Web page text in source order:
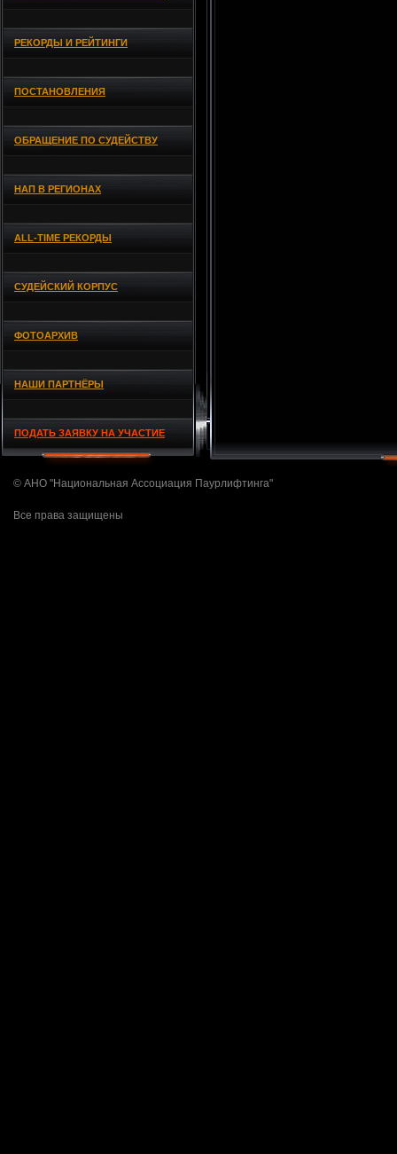
РЕКОРДЫ И РЕЙТИНГИ
ПОСТАНОВЛЕНИЯ
ОБРАЩЕНИЕ ПО СУДЕЙСТВУ
НАП В РЕГИОНАХ
ALL-TIME РЕКОРДЫ
СУДЕЙСКИЙ КОРПУС
ФОТОАРХИВ
НАШИ ПАРТНЁРЫ
ПОДАТЬ ЗАЯВКУ НА УЧАСТИЕ
© АНО "Национальная Ассоциация Паурлифтинга"
Все права защищены